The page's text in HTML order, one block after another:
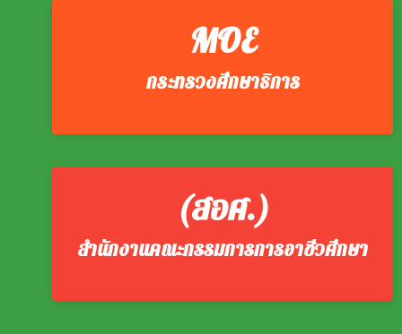
MOE
กระทรวงศึกษาธิการ
(สอศ.)
สำนักงานคณะกรรมการการอาชีวศึกษา